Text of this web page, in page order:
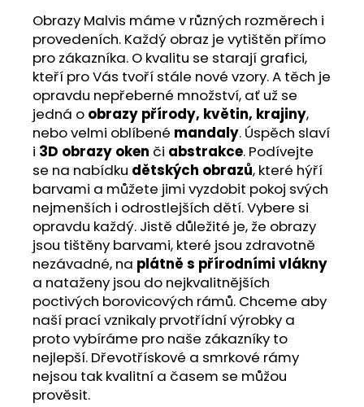
Obrazy Malvis máme v různých rozměrech i
provedeních. Každý obraz je vytištěn přímo
pro zákazníka. O kvalitu se starají grafici,
kteří pro Vás tvoří stále nové vzory. A těch je
opravdu nepřeberné množství, ať už se
jedná o obrazy přírody, květin, krajiny,
nebo velmi oblíbené mandaly. Úspěch slaví
i 3D obrazy oken či abstrakce. Podívejte
se na nabídku dětských obrazů, které hýří
barvami a můžete jimi vyzdobit pokoj svých
nejmenších i odrostlejších dětí. Vybere si
opravdu každý. Jistě důležité je, že obrazy
jsou tištěny barvami, které jsou zdravotně
nezávadné, na plátně s přírodními vlákny
a nataženy jsou do nejkvalitnějších
poctivých borovicových rámů. Chceme aby
naší prací vznikaly prvotřídní výrobky a
proto vybíráme pro naše zákazníky to
nejlepší. Dřevotřískové a smrkové rámy
nejsou tak kvalitní a časem se můžou
prověsit.